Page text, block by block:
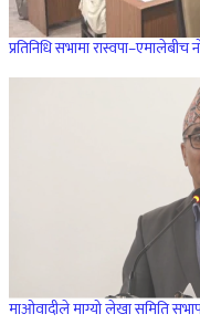
प्रतिनिधि सभामा
माओवादीले माग्यो लेखा समिति